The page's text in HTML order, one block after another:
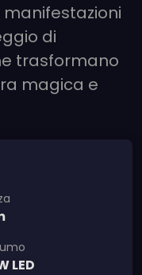
di
trasformano
magica e
LED